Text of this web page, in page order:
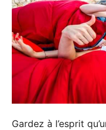
Gardez à l’esprit